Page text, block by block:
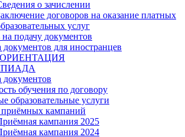
о зачислении
договоров на оказание платных
услуг
на подачу документов
документов для иностранцев
документов
обучения по договору
образовательные услуги
кампаний
кампания 2025
кампания 2024